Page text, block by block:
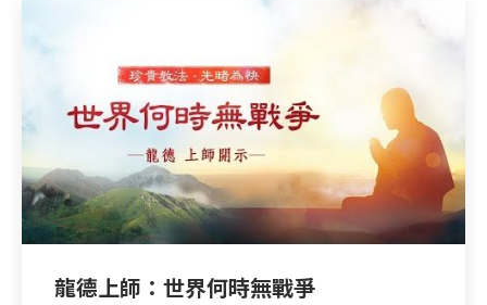
龍德上師：世界何時無戰爭